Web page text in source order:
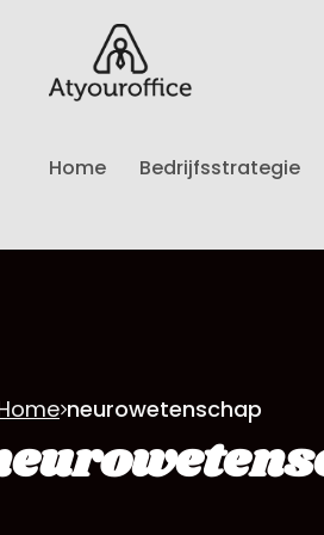
Home Bedrijfsstrategie
neurowetenschap